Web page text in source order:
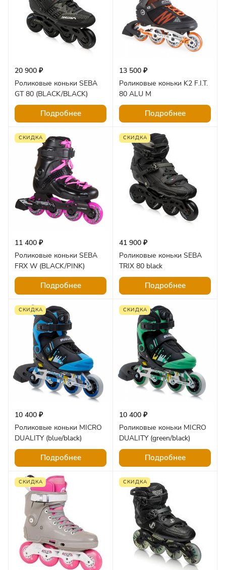
20 900 ₽
Роликовые коньки SEBA
GT 80 (BLACK/BLACK)
Подробнее
13 500 ₽
Роликовые коньки K2 F.I.T.
80 ALU M
Подробнее
СКИДКА
11 400 ₽
Роликовые коньки SEBA
FRX W (BLACK/PINK)
Подробнее
СКИДКА
41 900 ₽
Роликовые коньки SEBA
TRIX 80 black
Подробнее
СКИДКА
10 400 ₽
Роликовые коньки MICRO
DUALITY (blue/black)
Подробнее
СКИДКА
10 400 ₽
Роликовые коньки MICRO
DUALITY (green/black)
Подробнее
СКИДКА СКИДКА